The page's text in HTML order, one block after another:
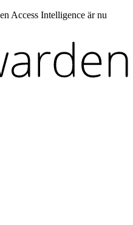
Access Intelligence är nu